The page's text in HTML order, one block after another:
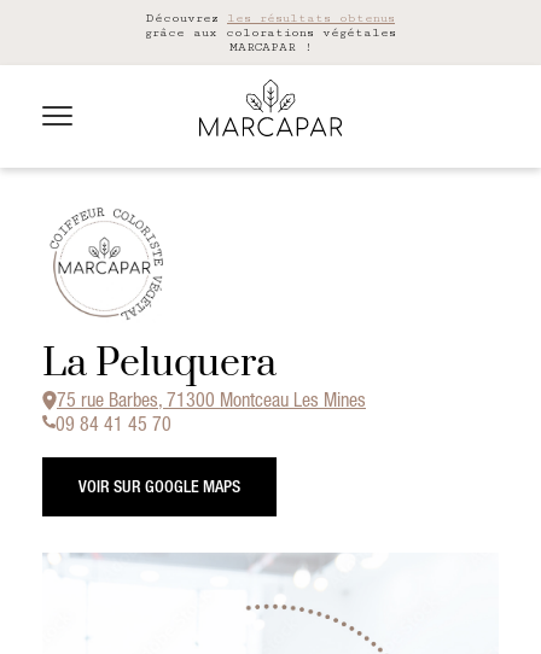
Découvrez les résultats obtenus
grâce aux colorations végétales
MARCAPAR !
La Peluquera
75 rue Barbes, 71300 Montceau Les Mines
09 84 41 45 70
VOIR SUR GOOGLE MAPS